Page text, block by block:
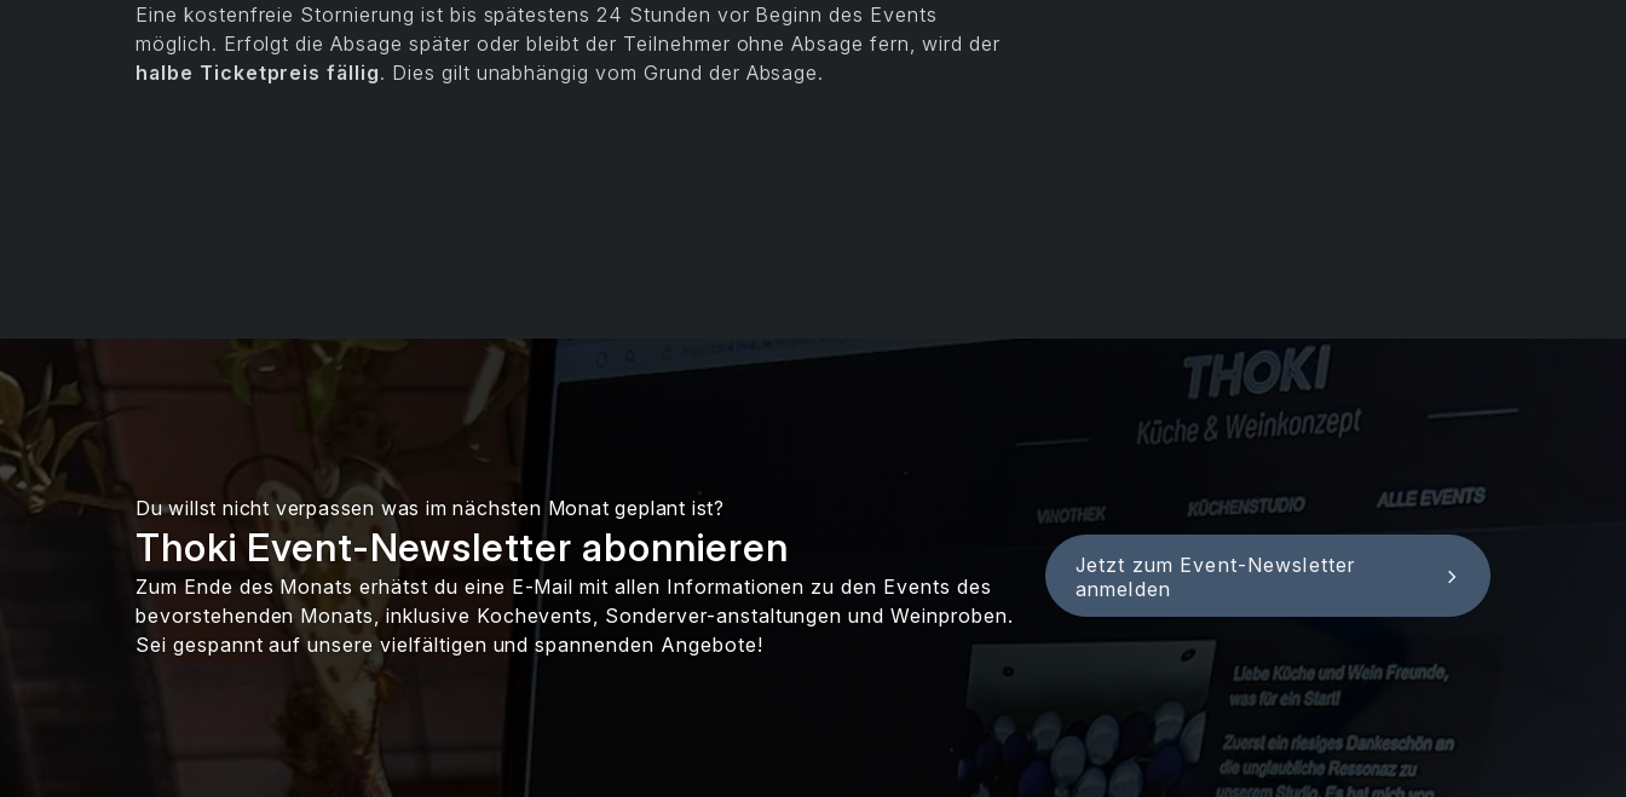
Eine kostenfreie Stornierung ist bis spätestens 24 Stunden vor Beginn des Events
möglich. Erfolgt die Absage später oder bleibt der Teilnehmer ohne Absage fern, wird der
halbe Ticketpreis fällig. Dies gilt unabhängig vom Grund der Absage.
Du willst nicht verpassen was im nächsten Monat geplant ist?
Thoki Event-Newsletter abonnieren
Zum Ende des Monats erhätst du eine E-Mail mit allen Informationen zu den Events des
bevorstehenden Monats, inklusive Kochevents, Sonderver-anstaltungen und Weinproben.
Sei gespannt auf unsere vielfältigen und spannenden Angebote!
Jetzt zum Event-Newsletter
anmelden